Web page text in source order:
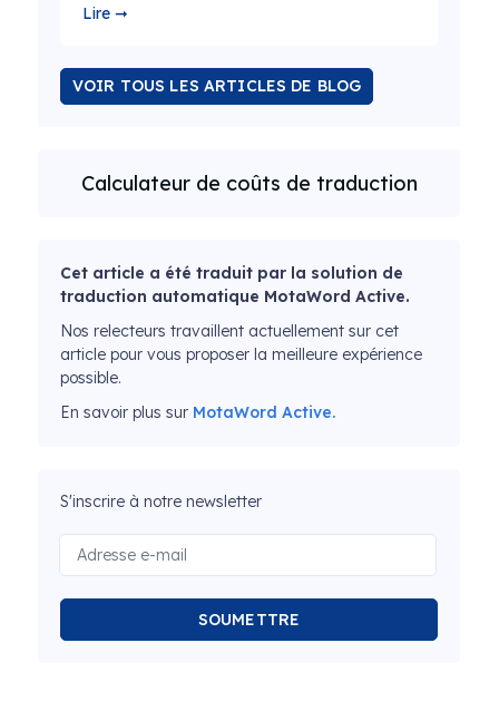
Lire ➞
VOIR TOUS LES ARTICLES DE BLOG
Calculateur de coûts de traduction
Cet article a été traduit par la solution de
traduction automatique MotaWord Active.
Nos relecteurs travaillent actuellement sur cet
article pour vous proposer la meilleure expérience
possible.
En savoir plus sur MotaWord Active.
S'inscrire à notre newsletter
SOUMETTRE